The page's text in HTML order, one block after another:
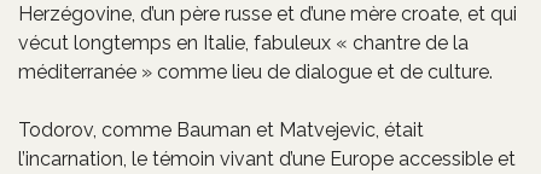
Herzégovine, d’un père russe et d’une mère croate, et qui
vécut longtemps en Italie, fabuleux « chantre de la
méditerranée » comme lieu de dialogue et de culture.
Todorov, comme Bauman et Matvejevic, était
l’incarnation, le témoin vivant d’une Europe accessible et